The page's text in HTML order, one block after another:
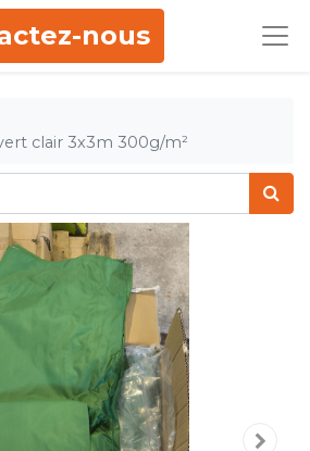
nous
clair 3x3m 300g/m²